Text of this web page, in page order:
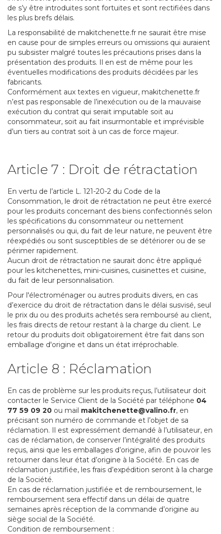
de s’y être introduites sont fortuites et sont rectifiées dans
les plus brefs délais.
La responsabilité de makitchenette.fr ne saurait être mise
en cause pour de simples erreurs ou omissions qui auraient
pu subsister malgré toutes les précautions prises dans la
présentation des produits. Il en est de même pour les
éventuelles modifications des produits décidées par les
fabricants.
Conformément aux textes en vigueur, makitchenette.fr
n’est pas responsable de l’inexécution ou de la mauvaise
exécution du contrat qui serait imputable soit au
consommateur, soit au fait insurmontable et imprévisible
d’un tiers au contrat soit à un cas de force majeur.
Article 7 : Droit de rétractation
En vertu de l’article L. 121-20-2 du Code de la
Consommation, le droit de rétractation ne peut être exercé
pour les produits concernant des biens confectionnés selon
les spécifications du consommateur ou nettement
personnalisés ou qui, du fait de leur nature, ne peuvent être
réexpédiés ou sont susceptibles de se détériorer ou de se
périmer rapidement.
Aucun droit de rétractation ne saurait donc être appliqué
pour les kitchenettes, mini-cuisines, cuisinettes et cuisine,
du fait de leur personnalisation.
Pour l'électroménager ou autres produits divers, en cas
d’exercice du droit de rétractation dans le délai susvisé, seul
le prix du ou des produits achetés sera remboursé au client,
les frais directs de retour restant à la charge du client. Le
retour du produits doit obligatoirement être fait dans son
emballage d'origine et dans un état irréprochable.
Article 8 : Réclamation
En cas de problème sur les produits reçus, l’utilisateur doit
contacter le Service Client de la Société par téléphone 04
77 59 09 20 ou mail makitchenette@valino.fr, en
précisant son numéro de commande et l’objet de sa
réclamation. Il est expressément demandé à l’utilisateur, en
cas de réclamation, de conserver l’intégralité des produits
reçus, ainsi que les emballages d’origine, afin de pouvoir les
retourner dans leur état d’origine à la Société. En cas de
réclamation justifiée, les frais d’expédition seront à la charge
de la Société.
En cas de réclamation justifiée et de remboursement, le
remboursement sera effectif dans un délai de quatre
semaines après réception de la commande d’origine au
siège social de la Société.
Condition de remboursement :